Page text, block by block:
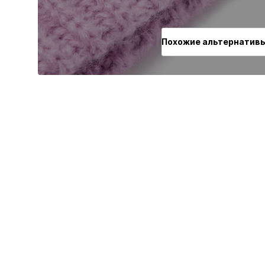
Похожие